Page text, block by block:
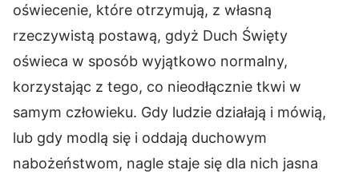
oświecenie, które otrzymują, z własną
rzeczywistą postawą, gdyż Duch Święty
oświeca w sposób wyjątkowo normalny,
korzystając z tego, co nieodłącznie tkwi w
samym człowieku. Gdy ludzie działają i mówią,
lub gdy modlą się i oddają duchowym
nabożeństwom, nagle staje się dla nich jasna